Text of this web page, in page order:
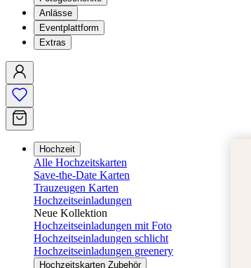
Anlässe
Eventplattform
Extras
Hochzeit
Alle Hochzeitskarten
Save-the-Date Karten
Trauzeugen Karten
Hochzeitseinladungen
Neue Kollektion
Hochzeitseinladungen mit Foto
Hochzeitseinladungen schlicht
Hochzeitseinladungen greenery
Hochzeitskarten Zubehör